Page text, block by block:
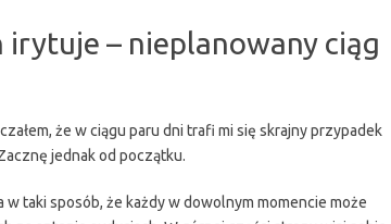
– nieplanowany ciąg
że w ciągu paru dni trafi mi się skrajny przypadek
jednak od początku.
taki sposób, że każdy w dowolnym momencie może